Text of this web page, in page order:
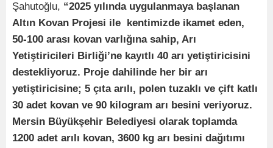
Şahutoğlu, “2025 yılında uygulanmaya başlanan
Altın Kovan Projesi ile kentimizde ikamet eden,
50-100 arası kovan varlığına sahip, Arı
Yetiştiricileri Birliği’ne kayıtlı 40 arı yetiştiricisini
destekliyoruz. Proje dahilinde her bir arı
yetiştiricisine; 5 çıta arılı, polen tuzaklı ve çift katlı
30 adet kovan ve 90 kilogram arı besini veriyoruz.
Mersin Büyükşehir Belediyesi olarak toplamda
1200 adet arılı kovan, 3600 kg arı besini dağıtımı